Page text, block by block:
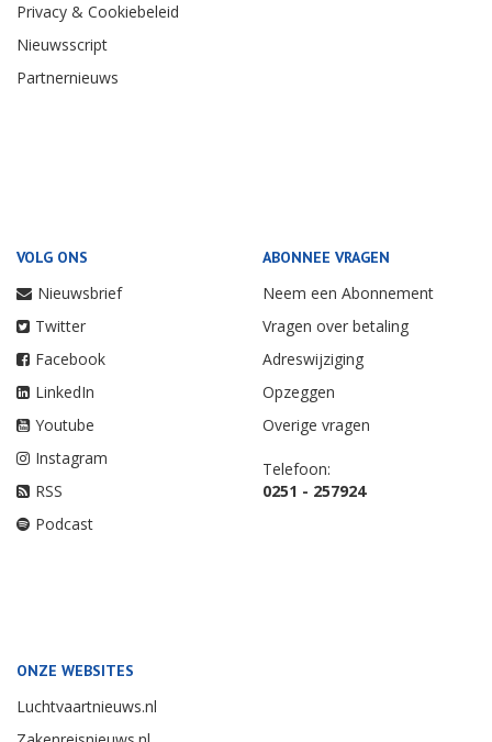
Privacy & Cookiebeleid
Nieuwsscript
Partnernieuws
VOLG ONS
Nieuwsbrief
Twitter
Facebook
LinkedIn
Youtube
Instagram
RSS
Podcast
ABONNEE VRAGEN
Neem een Abonnement
Vragen over betaling
Adreswijziging
Opzeggen
Overige vragen
Telefoon:
0251 - 257924
ONZE WEBSITES
Luchtvaartnieuws.nl